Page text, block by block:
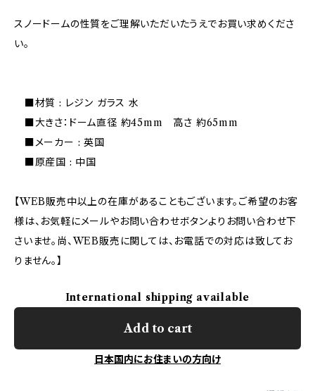
スノードームの性質をご理解いただいたうえでお買い求めくださ
い。
■材質 : レジン ガラス 水
■大きさ：ドーム直径 約45mm 高さ 約65mm
■メーカー : 英国
■原産国 : 中国
【WEB販売中以上の在庫があることもございます。ご希望のお客
様は、お気軽にメールやお問い合わせボタンよりお問い合わせ下
さいませ。尚、WEB販売に関しては、お電話での対応は致してお
りません。】
International shipping available
Add to cart
日本国内にお住まいの方向け